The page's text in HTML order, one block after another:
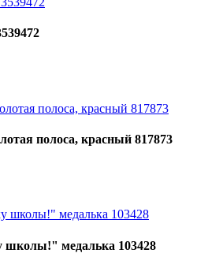
полоса, красный 817873
медалька 103428